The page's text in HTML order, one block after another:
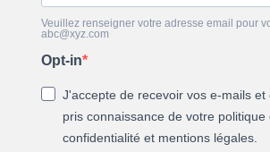
Veuillez renseigner votre adresse email pour
abc@xyz.com
Opt-in
J'accepte de recevoir vos e-mails et
pris connaissance de votre politique
confidentialité et mentions légales.